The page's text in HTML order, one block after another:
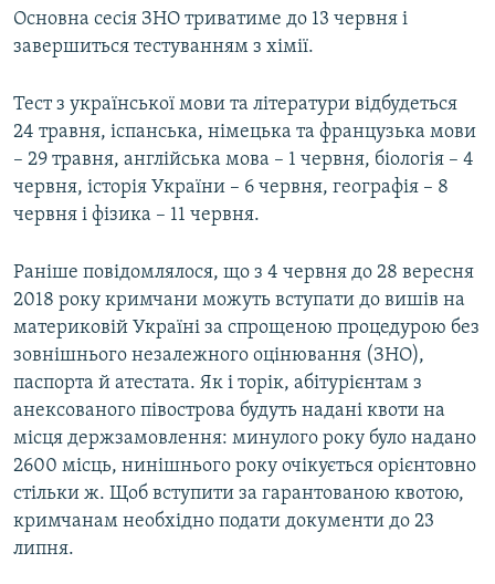
Основна сесія ЗНО триватиме до 13 червня і
завершиться тестуванням з хімії.
Тест з української мови та літератури відбудеться
24 травня, іспанська, німецька та французька мови
– 29 травня, англійська мова – 1 червня, біологія – 4
червня, історія України – 6 червня, географія – 8
червня і фізика – 11 червня.
Раніше повідомлялося, що з 4 червня до 28 вересня
2018 року кримчани можуть вступати до вишів на
материковій Україні за спрощеною процедурою без
зовнішнього незалежного оцінювання (ЗНО),
паспорта й атестата. Як і торік, абітурієнтам з
анексованого півострова будуть надані квоти на
місця держзамовлення: минулого року було надано
2600 місць, нинішнього року очікується орієнтовно
стільки ж. Щоб вступити за гарантованою квотою,
кримчанам необхідно подати документи до 23
липня.